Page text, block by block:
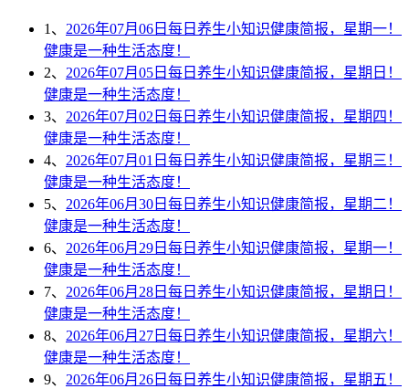
1、 2026年07月06日每日养生小知识健康简报，星期一！
健康是一种生活态度！
2、 2026年07月05日每日养生小知识健康简报，星期日！
健康是一种生活态度！
3、 2026年07月02日每日养生小知识健康简报，星期四！
健康是一种生活态度！
4、 2026年07月01日每日养生小知识健康简报，星期三！
健康是一种生活态度！
5、 2026年06月30日每日养生小知识健康简报，星期二！
健康是一种生活态度！
6、 2026年06月29日每日养生小知识健康简报，星期一！
健康是一种生活态度！
7、 2026年06月28日每日养生小知识健康简报，星期日！
健康是一种生活态度！
8、 2026年06月27日每日养生小知识健康简报，星期六！
健康是一种生活态度！
9、 2026年06月26日每日养生小知识健康简报，星期五！